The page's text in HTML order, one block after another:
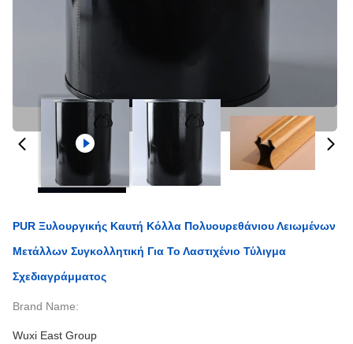
PUR Ξυλουργικής Καυτή Κόλλα Πολυουρεθάνιου Λειωμένων
Μετάλλων Συγκολλητική Για Το Λαστιχένιο Τύλιγμα
Σχεδιαγράμματος
Brand Name:
Wuxi East Group